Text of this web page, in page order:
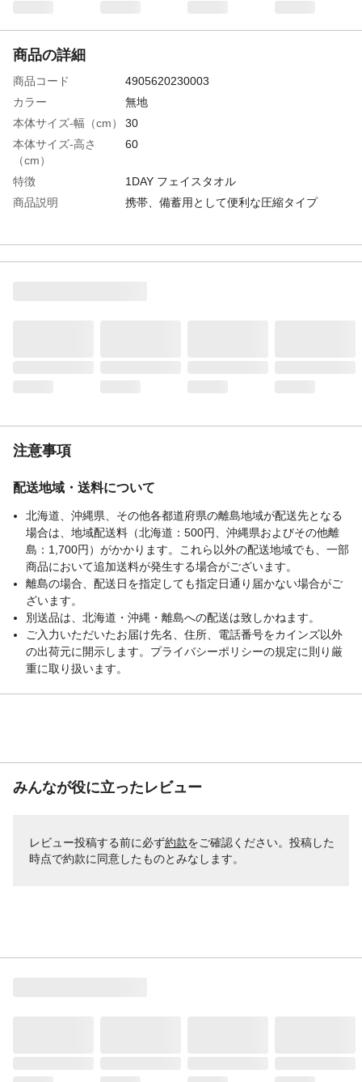
商品の詳細
商品コード
4905620230003
カラー
無地
本体サイズ-幅（cm）
30
本体サイズ-高さ
（cm）
60
特徴
1DAY フェイスタオル
商品説明
携帯、備蓄用として便利な圧縮タイプ
付属品／セット内容
１２枚入り
使用方法
1.圧縮タオルを水につけるとすぐに広がり
注意事項
配送地域・送料について
北海道、沖縄県、その他各都道府県の離島地域が配送先となる
場合は、地域配送料（北海道：500円、沖縄県およびその他離
島：1,700円）がかかります。これら以外の配送地域でも、一部
商品において追加送料が発生する場合がございます。
離島の場合、配送日を指定しても指定日通り届かない場合がご
ざいます。
別送品は、北海道・沖縄・離島への配送は致しかねます。
ご入力いただいたお届け先名、住所、電話番号をカインズ以外
の出荷元に開示します。プライバシーポリシーの規定に則り厳
重に取り扱います。
みんなが役に立ったレビュー
レビュー投稿する前に必ず約款をご確認ください。投稿した
時点で約款に同意したものとみなします。